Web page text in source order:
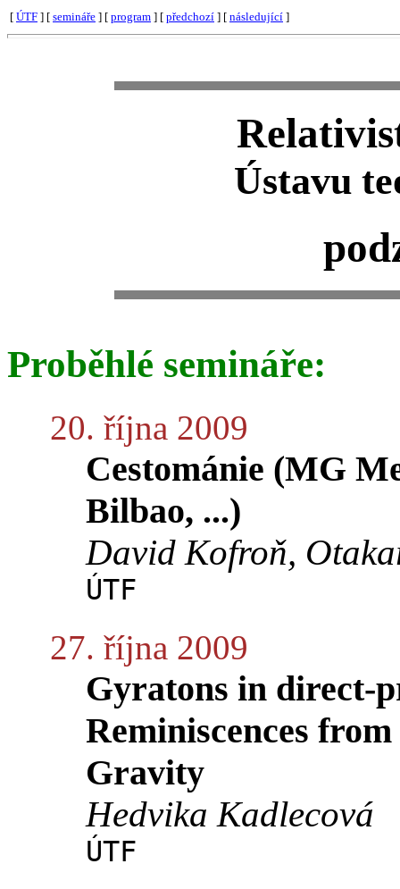
[ ÚTF ] [ semináře ] [ program ] [ předchozí ] [ následující ]
Ústavu
Proběhlé semináře:
20. října 2009
Cestománie (MG
Bilbao, ...)
David Kofroň,
ÚTF
27. října 2009
Gyratons in direct-
Reminiscences
Gravity
Hedvika Kadlecová
ÚTF